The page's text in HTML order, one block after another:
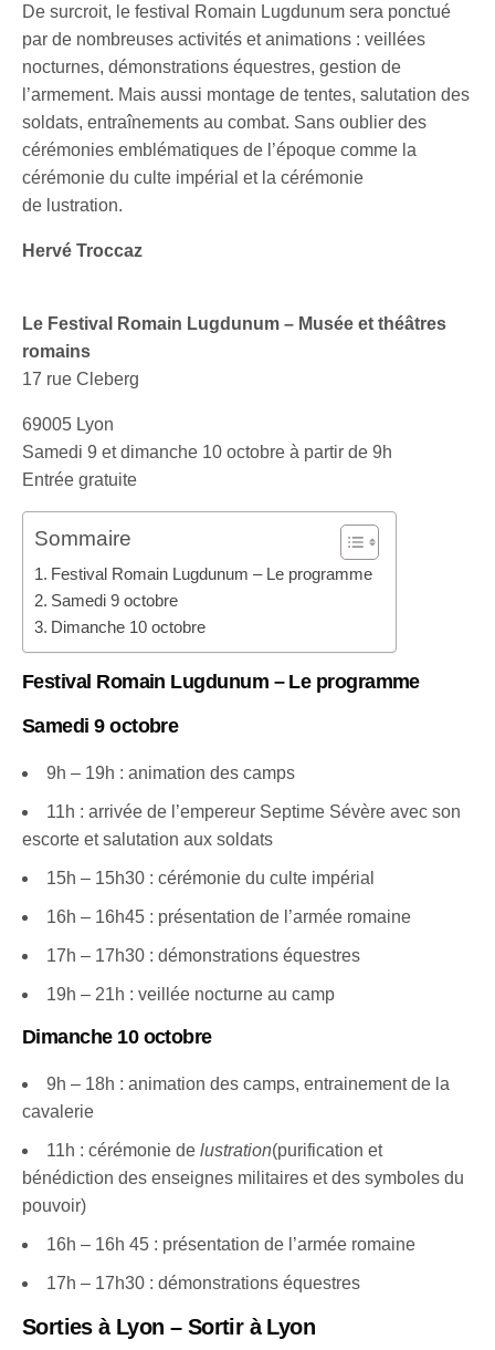
De surcroit, le festival Romain Lugdunum sera ponctué
par de nombreuses activités et animations : veillées
nocturnes, démonstrations équestres, gestion de
l’armement. Mais aussi montage de tentes, salutation des
soldats, entraînements au combat. Sans oublier des
cérémonies emblématiques de l’époque comme la
cérémonie du culte impérial et la cérémonie
de lustration.
Hervé Troccaz
Le Festival Romain Lugdunum – Musée et théâtres
romains
17 rue Cleberg
69005 Lyon
Samedi 9 et dimanche 10 octobre à partir de 9h
Entrée gratuite
Sommaire
Festival Romain Lugdunum – Le programme
Samedi 9 octobre
Dimanche 10 octobre
Festival Romain Lugdunum – Le programme
Samedi 9 octobre
9h – 19h : animation des camps
11h : arrivée de l’empereur Septime Sévère avec son
escorte et salutation aux soldats
15h – 15h30 : cérémonie du culte impérial
16h – 16h45 : présentation de l’armée romaine
17h – 17h30 : démonstrations équestres
19h – 21h : veillée nocturne au camp
Dimanche 10 octobre
9h – 18h : animation des camps, entrainement de la
cavalerie
11h : cérémonie de lustration(purification et
bénédiction des enseignes militaires et des symboles du
pouvoir)
16h – 16h 45 : présentation de l’armée romaine
17h – 17h30 : démonstrations équestres
Sorties à Lyon – Sortir à Lyon